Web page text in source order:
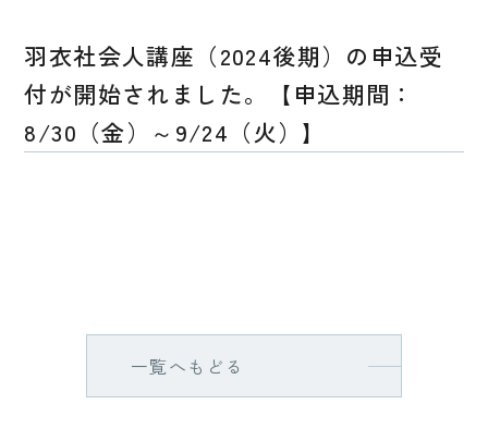
羽衣社会人講座（2024後期）の申込受
付が開始されました。【申込期間：
8/30（金）～9/24（火）】
一覧へもどる